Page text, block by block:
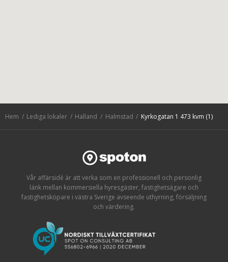
Hem Lediga lokaler Halland Halmstad Kyrkogatan 1 473 kvm (1)
Vår affärsidé är att verka som en professionell och personlig
länk mellan kommersiella hyresgäster, fastighetsägare och
fastighetsköpare i västra Sverige avseende uthyrning, försäljning
och värdering.